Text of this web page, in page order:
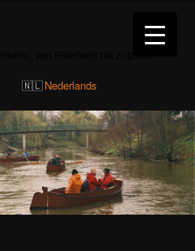
Nederlands